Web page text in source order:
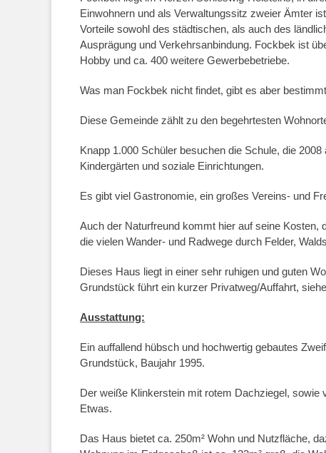
Einwohnern und als Verwaltungssitz zweier Ämter
Vorteile sowohl des städtischen, als auch des
Ausprägung und Verkehrsanbindung. Fockbek ist
Hobby und ca. 400 weitere Gewerbebetriebe.
Was man Fockbek nicht findet, gibt es aber
Diese Gemeinde zählt zu den begehrtesten
Knapp 1.000 Schüler besuchen die Schule, die
Kindergärten und soziale Einrichtungen.
Es gibt viel Gastronomie, ein großes Vereins- und
Auch der Naturfreund kommt hier auf seine
die vielen Wander- und Radwege durch Felder,
Dieses Haus liegt in einer sehr ruhigen und guten
Grundstück führt ein kurzer Privatweg/Auffahrt,
Ausstattung:
Ein auffallend hübsch und hochwertig gebautes
Grundstück, Baujahr 1995.
Der weiße Klinkerstein mit rotem Dachziegel,
Etwas.
Das Haus bietet ca. 250m² Wohn und Nutzfläche,